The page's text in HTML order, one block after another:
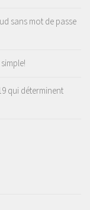
sans mot de passe
qui déterminent